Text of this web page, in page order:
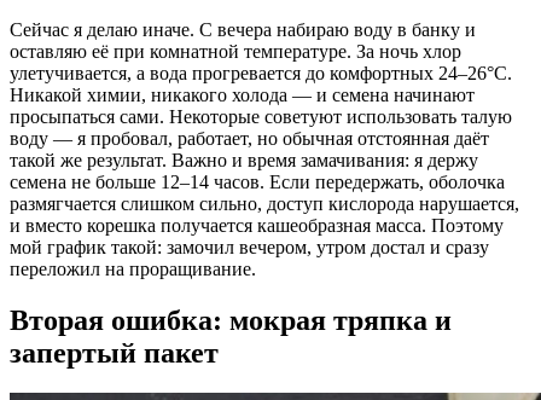
Сейчас я делаю иначе. С вечера набираю воду в банку и
оставляю её при комнатной температуре. За ночь хлор
улетучивается, а вода прогревается до комфортных 24–26°C.
Никакой химии, никакого холода — и семена начинают
просыпаться сами. Некоторые советуют использовать талую
воду — я пробовал, работает, но обычная отстоянная даёт
такой же результат. Важно и время замачивания: я держу
семена не больше 12–14 часов. Если передержать, оболочка
размягчается слишком сильно, доступ кислорода нарушается,
и вместо корешка получается кашеобразная масса. Поэтому
мой график такой: замочил вечером, утром достал и сразу
переложил на проращивание.
Вторая ошибка: мокрая тряпка и
запертый пакет